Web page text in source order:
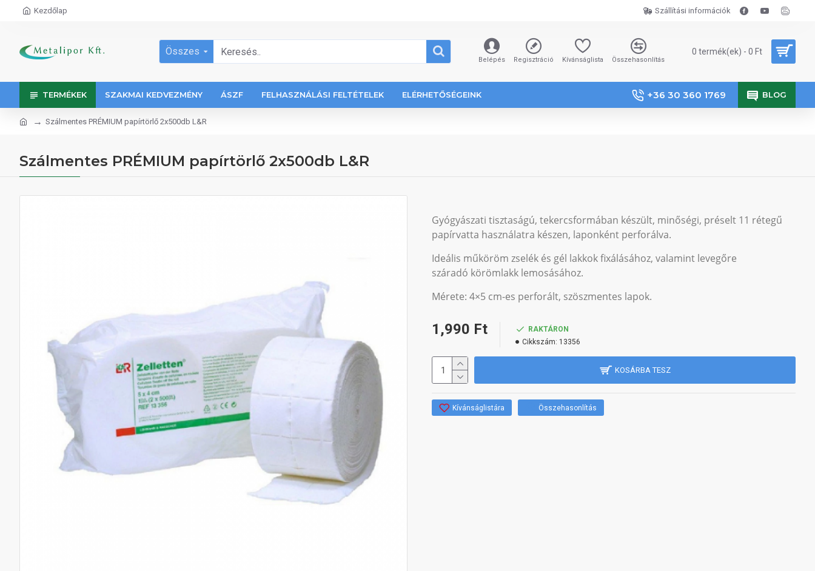
Kezdőlap Szállítási információk
Összes
Belépés Regisztráció Kívánságlista Összehasonlítás
0 termék(ek) - 0 Ft
TERMÉKEK SZAKMAI KEDVEZMÉNY ÁSZF FELHASZNÁLÁSI FELTÉTELEK ELÉRHETŐSÉGEINK +36 30 360 1769 BLOG
Szálmentes PRÉMIUM papírtörlő 2x500db L&R
Szálmentes PRÉMIUM papírtörlő 2x500db L&R
Gyógyászati tisztaságú, tekercsformában készült, minőségi, préselt 11 rétegű
papírvatta használatra készen, laponként perforálva.
Ideális műköröm zselék és gél lakkok fixálásához, valamint levegőre
száradó körömlakk lemosásához.
Mérete: 4×5 cm-es perforált, szöszmentes lapok.
1,990 Ft
RAKTÁRON
Cikkszám: 13356
KOSÁRBA TESZ
Kívánságlistára Összehasonlítás